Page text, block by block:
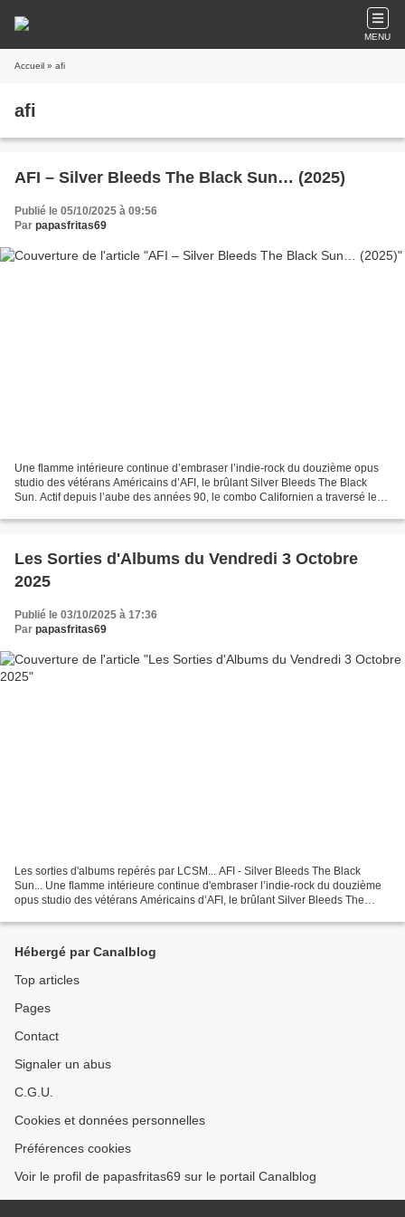
MENU
Accueil » afi
afi
AFI – Silver Bleeds The Black Sun… (2025)
Publié le 05/10/2025 à 09:56
Par papasfritas69
Une flamme intérieure continue d’embraser l’indie-rock du douzième opus
studio des vétérans Américains d’AFI, le brûlant Silver Bleeds The Black
Sun. Actif depuis l’aube des années 90, le combo Californien a traversé les
Les Sorties d'Albums du Vendredi 3 Octobre
2025
Publié le 03/10/2025 à 17:36
Par papasfritas69
Les sorties d'albums repérés par LCSM... AFI - Silver Bleeds The Black
Sun... Une flamme intérieure continue d'embraser l’indie-rock du douzième
opus studio des vétérans Américains d’AFI, le brûlant Silver Bleeds The
Hébergé par Canalblog
Top articles
Pages
Contact
Signaler un abus
C.G.U.
Cookies et données personnelles
Préférences cookies
Voir le profil de papasfritas69 sur le portail Canalblog